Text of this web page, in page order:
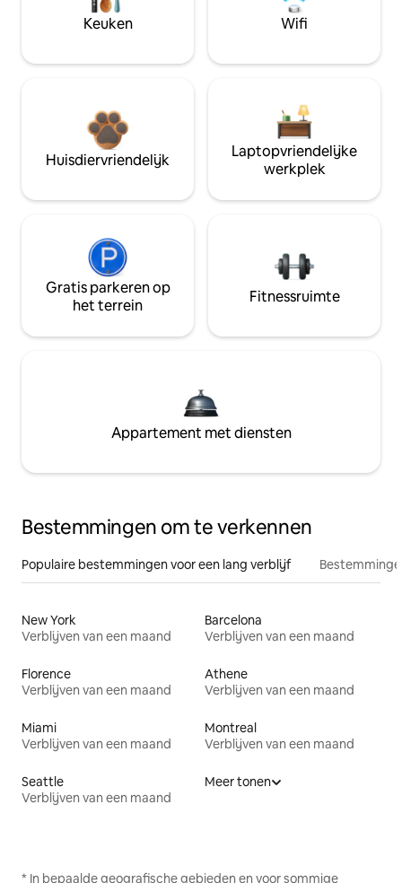
Keuken Wifi
Huisdiervriendelijk
Laptopvriendelijke
werkplek
Gratis parkeren op
het terrein
Fitnessruimte
Appartement met diensten
Bestemmingen om te verkennen
Populaire bestemmingen voor een lang verblijf
New York
Verblijven van een maand
Barcelona
Verblijven van een maand
Florence
Verblijven van een maand
Athene
Verblijven van een maand
Miami
Verblijven van een maand
Montreal
Verblijven van een maand
Seattle
Verblijven van een maand
Meer tonen
* In bepaalde geografische gebieden en voor sommige